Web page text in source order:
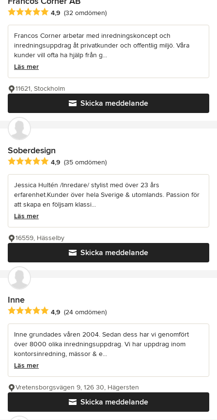
Genomsnittligt omdöme: 4.9 av 5 stjärnor
4,9 (32 omdömen)
Francos Corner arbetar med inredningskoncept och
inredningsuppdrag åt privatkunder och offentlig miljö. Våra
kunder vill ofta ha hjälp från g...
Läs mer
Skicka meddelande
11621, Stockholm
Soberdesign
Genomsnittligt omdöme: 4.9 av 5 stjärnor
4,9 (35 omdömen)
Jessica Hultén /Inredare/ stylist med över 23 års
erfarenhet.Kunder över hela Sverige & utomlands. Passion för
att skapa en följsam klassi...
Läs mer
Skicka meddelande
16559, Hässelby
Inne
Genomsnittligt omdöme: 4.9 av 5 stjärnor
4,9 (24 omdömen)
Inne grundades våren 2004. Sedan dess har vi genomfört
över 8000 olika inredningsuppdrag. Vi har uppdrag inom
kontorsinredning, mässor & e...
Läs mer
Skicka meddelande
Vretensborgsvägen 9, 126 30, Hägersten